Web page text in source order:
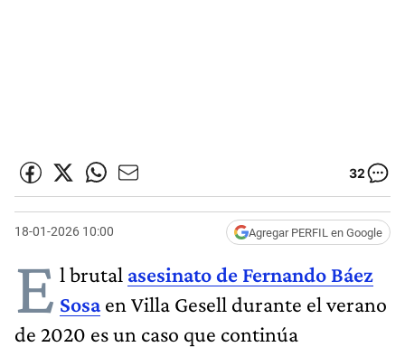
32
18-01-2026 10:00 Agregar PERFIL en Google
E l brutal asesinato de Fernando Báez
Sosa en Villa Gesell durante el verano
de 2020 es un caso que continúa